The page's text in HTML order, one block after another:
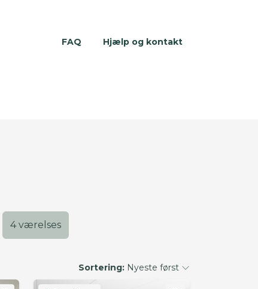
FAQ Hjælp og kontakt
4 værelses
Sortering: Nyeste først